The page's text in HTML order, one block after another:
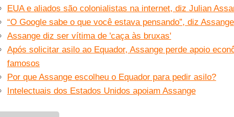
EUA e aliados são colonialistas na internet, diz Julian
“O Google sabe o que você estava pensando”, diz Assange
Assange diz ser vítima de 'caça às bruxas'
Após solicitar asilo ao Equador, Assange perde apoio
famosos
Por que Assange escolheu o Equador para pedir asilo?
Intelectuais dos Estados Unidos apoiam Assange